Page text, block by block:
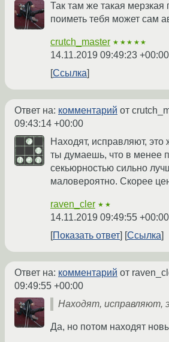
Так там же такая мерзкая
поиметь тебя может сам
crutch_master ★★★★★
14.11.2019 09:49:23 +00:00
Ссылка
Ответ на: комментарий от
09:43:14 +00:00
Находят, исправляют,
ты думаешь, что в менее
секьюрностью сильно
маловероятно. Скорее
raven_cler ★★
14.11.2019 09:49:55 +00:00
Показать ответ
Ссылка
Ответ на: комментарий от
09:49:55 +00:00
Находят, исправляют,
Да, но потом находят